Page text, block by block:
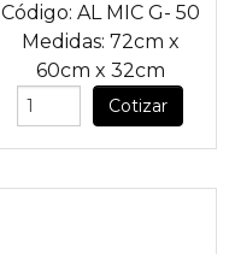
Código: AL MIC G- 50
Medidas: 72cm x
60cm x 32cm
Cotizar